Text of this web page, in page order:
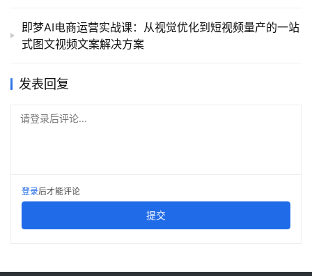
即梦AI电商运营实战课：从视觉优化到短视频量产的一站
式图文视频文案解决方案
发表回复
请登录后评论...
登录后才能评论
提交